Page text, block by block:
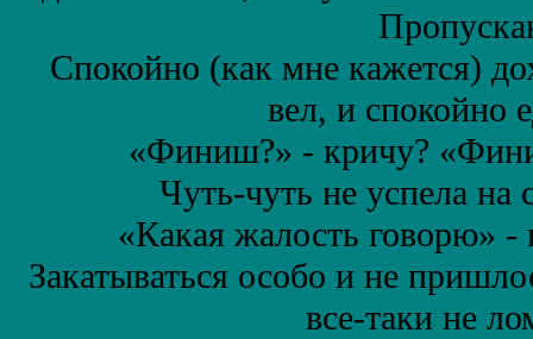
Спокойно (как мне кажется)
вел, и спокойно
«Финиш?» - кричу?
Чуть-чуть не успела
«Какая жалость говорю» -
Закатываться особо и не
все-таки не